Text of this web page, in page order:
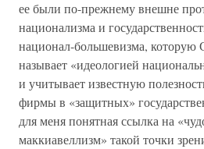
ее были по-прежнему внешне
национализма и
национал-большевизма, которую
называет «идеологией
и учитывает известную
фирмы в «защитных»
для меня понятная ссылка на
маккиавеллизм» такой точки